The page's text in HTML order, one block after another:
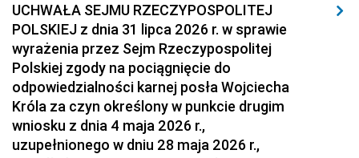
UCHWAŁA SEJMU RZECZYPOSPOLITEJ
POLSKIEJ z dnia 31 lipca 2026 r. w sprawie
wyrażenia przez Sejm Rzeczypospolitej
Polskiej zgody na pociągnięcie do
odpowiedzialności karnej posła Wojciecha
Króla za czyn określony w punkcie drugim
wniosku z dnia 4 maja 2026 r.,
uzupełnionego w dniu 28 maja 2026 r.,